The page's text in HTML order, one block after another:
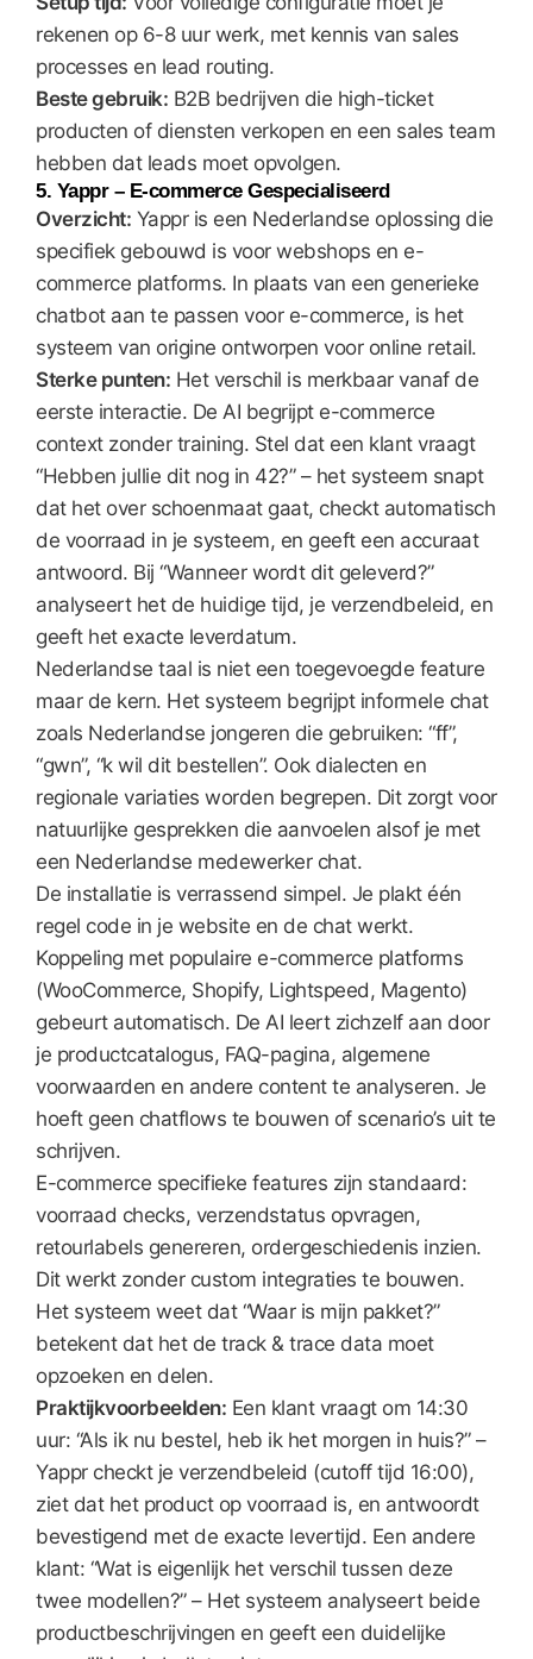
rekenen op 6-8 uur werk, met kennis van sales
processes en lead routing.
Beste gebruik: B2B bedrijven die high-ticket
producten of diensten verkopen en een sales team
hebben dat leads moet opvolgen.
5. Yappr – E-commerce Gespecialiseerd
Overzicht: Yappr is een Nederlandse oplossing die
specifiek gebouwd is voor webshops en e-
commerce platforms. In plaats van een generieke
chatbot aan te passen voor e-commerce, is het
systeem van origine ontworpen voor online retail.
Sterke punten: Het verschil is merkbaar vanaf de
eerste interactie. De AI begrijpt e-commerce
context zonder training. Stel dat een klant vraagt
“Hebben jullie dit nog in 42?” – het systeem snapt
dat het over schoenmaat gaat, checkt automatisch
de voorraad in je systeem, en geeft een accuraat
antwoord. Bij “Wanneer wordt dit geleverd?”
analyseert het de huidige tijd, je verzendbeleid, en
geeft het exacte leverdatum.
Nederlandse taal is niet een toegevoegde feature
maar de kern. Het systeem begrijpt informele chat
zoals Nederlandse jongeren die gebruiken: “ff”,
“gwn”, “k wil dit bestellen”. Ook dialecten en
regionale variaties worden begrepen. Dit zorgt voor
natuurlijke gesprekken die aanvoelen alsof je met
een Nederlandse medewerker chat.
De installatie is verrassend simpel. Je plakt één
regel code in je website en de chat werkt.
Koppeling met populaire e-commerce platforms
(WooCommerce, Shopify, Lightspeed, Magento)
gebeurt automatisch. De AI leert zichzelf aan door
je productcatalogus, FAQ-pagina, algemene
voorwaarden en andere content te analyseren. Je
hoeft geen chatflows te bouwen of scenario’s uit te
schrijven.
E-commerce specifieke features zijn standaard:
voorraad checks, verzendstatus opvragen,
retourlabels genereren, ordergeschiedenis inzien.
Dit werkt zonder custom integraties te bouwen.
Het systeem weet dat “Waar is mijn pakket?”
betekent dat het de track & trace data moet
opzoeken en delen.
Praktijkvoorbeelden: Een klant vraagt om 14:30
uur: “Als ik nu bestel, heb ik het morgen in huis?” –
Yappr checkt je verzendbeleid (cutoff tijd 16:00),
ziet dat het product op voorraad is, en antwoordt
bevestigend met de exacte levertijd. Een andere
klant: “Wat is eigenlijk het verschil tussen deze
twee modellen?” – Het systeem analyseert beide
productbeschrijvingen en geeft een duidelijke